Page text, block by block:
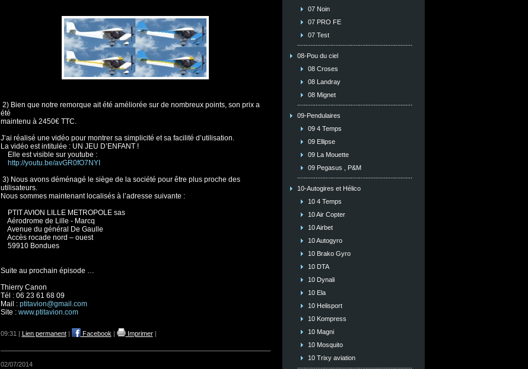
07 Noin
07 PRO FE
07 Test
08-Pou du ciel
08 Croses
08 Landray
08 Mignet
09-Pendulaires
09 4 Temps
09 Ellipse
09 La Mouette
09 Pegasus , P&M
10-Autogires et Hélico
10 4 Temps
10 Air Copter
10 Airbet
10 Autogyro
10 Brako Gyro
10 DTA
10 Dynali
10 Ela
10 Helisport
10 Kompress
10 Magni
10 Mosquito
10 Trixy aviation
2) Bien que notre remorque ait été améliorée sur de nombreux points, son prix a
été
maintenu à 2450€ TTC.
J’ai réalisé une vidéo pour montrer sa simplicité et sa facilité d’utilisation.
La vidéo est intitulée : UN JEU D’ENFANT !
Elle est visible sur youtube :
http://youtu.be/avGR0fO7NYI
3) Nous avons déménagé le siège de la société pour être plus proche des
utilisateurs.
Nous sommes maintenant localisés à l’adresse suivante :
PTIT AVION LILLE METROPOLE sas
Aérodrome de Lille - Marcq
Avenue du général De Gaulle
Accès rocade nord – ouest
59910 Bondues
Suite au prochain épisode …
Thierry Canon
Tél : 06 23 61 68 09
Mail : ptitavion@gmail.com
Site : www.ptitavion.com
09:31 | Lien permanent| Facebook | Imprimer|
02/07/2014